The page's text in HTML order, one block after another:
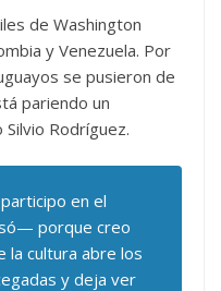
de Washington
y Venezuela. Por
se pusieron de
pariendo un
Rodríguez.
en el
porque creo
la cultura abre los
y deja ver